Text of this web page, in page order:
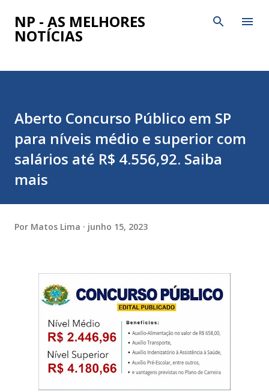
Pular para o conteúdo principal
NP - AS MELHORES
NOTÍCIAS
Aberto Concurso Público em SP
para níveis médio e superior com
salários até R$ 4.556,92. Saiba
mais
Por Matos Lima junho 15, 2023